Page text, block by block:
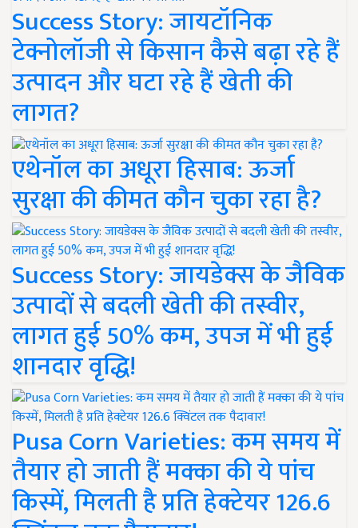
Success Story: जायटॉनिक
टेक्नोलॉजी से किसान कैसे बढ़ा रहे हैं
उत्पादन और घटा रहे हैं खेती की
लागत?
एथेनॉल का अधूरा हिसाब: ऊर्जा
सुरक्षा की कीमत कौन चुका रहा है?
Success Story: जायडेक्स के जैविक
उत्पादों से बदली खेती की तस्वीर,
लागत हुई 50% कम, उपज में भी हुई
शानदार वृद्धि!
Pusa Corn Varieties: कम समय में
तैयार हो जाती हैं मक्का की ये पांच
किस्में, मिलती है प्रति हेक्टेयर 126.6